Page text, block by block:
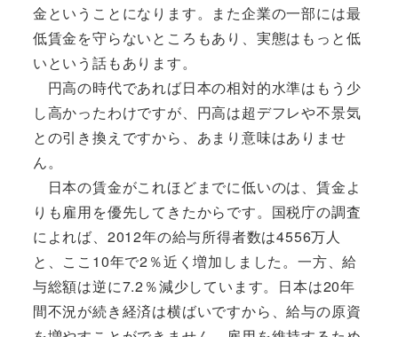
金ということになります。また企業の一部には最
低賃金を守らないところもあり、実態はもっと低
いという話もあります。
円高の時代であれば日本の相対的水準はもう少
し高かったわけですが、円高は超デフレや不景気
との引き換えですから、あまり意味はありませ
ん。
日本の賃金がこれほどまでに低いのは、賃金よ
りも雇用を優先してきたからです。国税庁の調査
によれば、2012年の給与所得者数は4556万人
と、ここ10年で2％近く増加しました。一方、給
与総額は逆に7.2％減少しています。日本は20年
間不況が続き経済は横ばいですから、給与の原資